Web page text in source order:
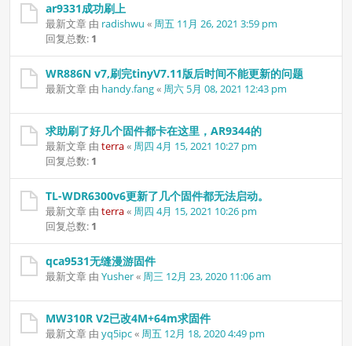
ar9331成功刷上
最新文章 由 radishwu « 周五 11月 26, 2021 3:59 pm
回复总数: 1
WR886N v7,刷完tinyV7.11版后时间不能更新的问题
最新文章 由 handy.fang« 周六 5月 08, 2021 12:43 pm
求助刷了好几个固件都卡在这里，AR9344的
最新文章 由 terra« 周四 4月 15, 2021 10:27 pm
回复总数: 1
TL-WDR6300v6更新了几个固件都无法启动。
最新文章 由 terra« 周四 4月 15, 2021 10:26 pm
回复总数: 1
qca9531无缝漫游固件
最新文章 由 Yusher« 周三 12月 23, 2020 11:06 am
MW310R V2已改4M+64m求固件
最新文章 由 yq5ipc« 周五 12月 18, 2020 4:49 pm